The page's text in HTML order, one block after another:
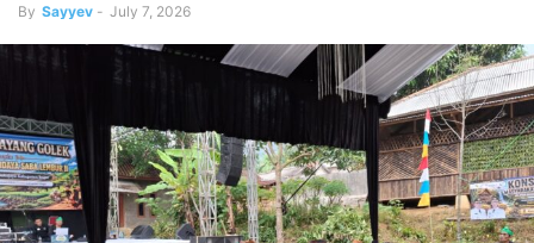
By Sayyev - July 7, 2026